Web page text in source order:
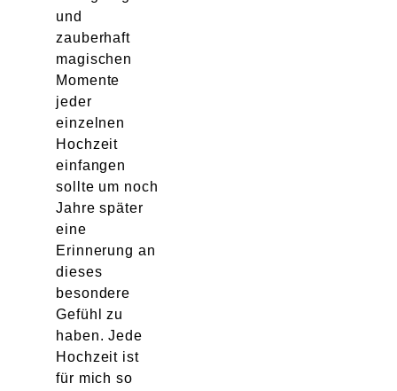
und
zauberhaft
magischen
Momente
jeder
einzelnen
Hochzeit
einfangen
sollte um noch
Jahre später
eine
Erinnerung an
dieses
besondere
Gefühl zu
haben. Jede
Hochzeit ist
für mich so